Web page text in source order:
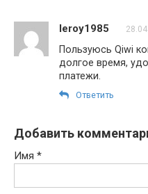
leroy1985
Пользуюсь Qiwi
долгое время,
платежи.
Ответить
Добавить
Имя *